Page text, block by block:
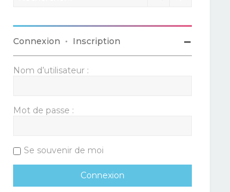
Suivant
Connexion • Inscription
Nom d’utilisateur :
Mot de passe :
Se souvenir de moi